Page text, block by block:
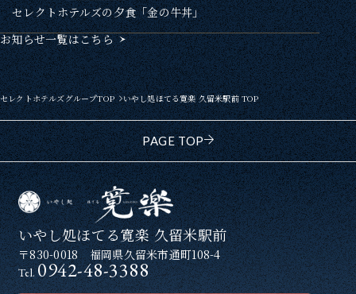
お知らせ一覧はこちら
セレクトホテルズの夕食「金の牛丼」
セレクトホテルズグループTOP いやし処ほてる寛楽 久留米駅前 TOP
PAGE TOP
いやし処ほてる寛楽久留米駅前
〒830-0018 福岡県久留米市通町108-4
Tel.0942-48-3388